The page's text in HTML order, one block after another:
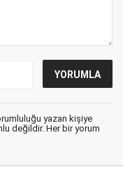
yazan kişiye
değildir. Her bir yorum